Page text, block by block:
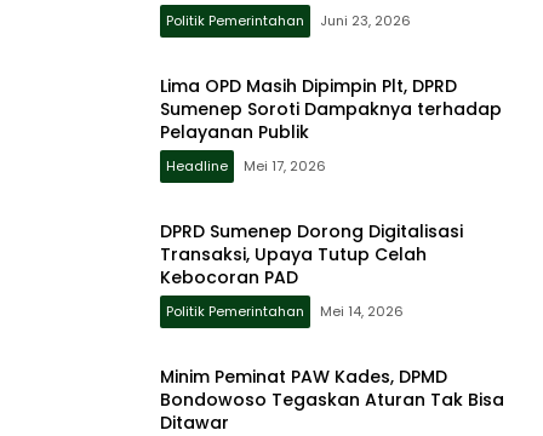
Politik Pemerintahan Juni 23, 2026
Lima OPD Masih Dipimpin Plt, DPRD
Sumenep Soroti Dampaknya terhadap
Pelayanan Publik
Headline Mei 17, 2026
DPRD Sumenep Dorong Digitalisasi
Transaksi, Upaya Tutup Celah
Kebocoran PAD
Politik Pemerintahan Mei 14, 2026
Minim Peminat PAW Kades, DPMD
Bondowoso Tegaskan Aturan Tak Bisa
Ditawar